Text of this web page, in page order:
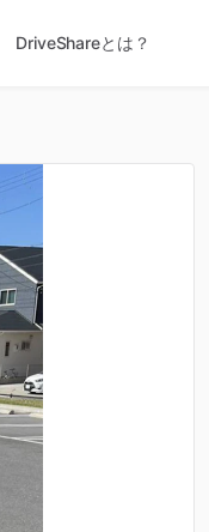
DriveShareとは？